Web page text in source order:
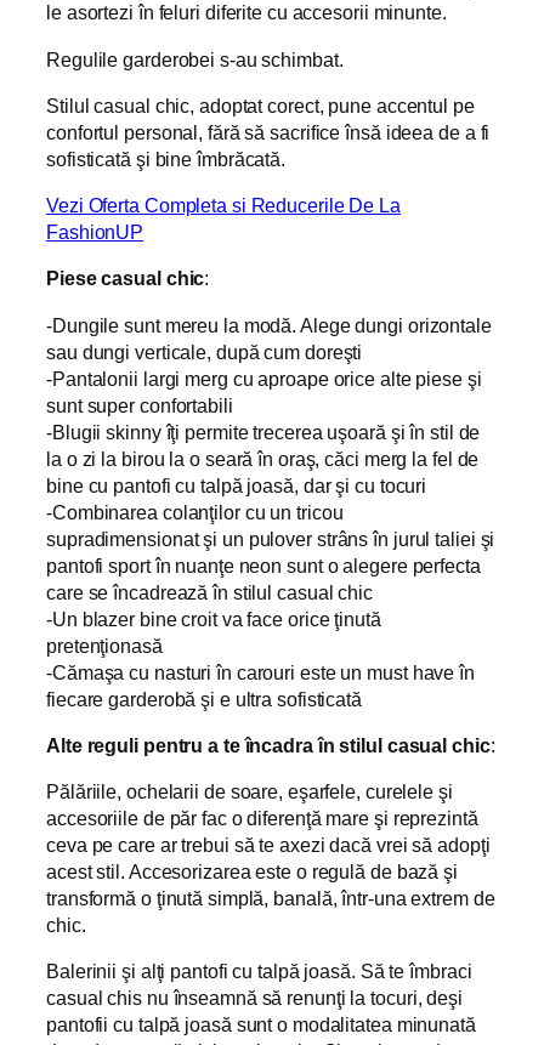
le asortezi în feluri diferite cu accesorii minunte.
Regulile garderobei s-au schimbat.
Stilul casual chic, adoptat corect, pune accentul pe
confortul personal, fără să sacrifice însă ideea de a fi
sofisticată şi bine îmbrăcată.
Vezi Oferta Completa si Reducerile De La
FashionUP
Piese casual chic:
-Dungile sunt mereu la modă. Alege dungi orizontale
sau dungi verticale, după cum doreşti
-Pantalonii largi merg cu aproape orice alte piese şi
sunt super confortabili
-Blugii skinny îţi permite trecerea uşoară şi în stil de
la o zi la birou la o seară în oraş, căci merg la fel de
bine cu pantofi cu talpă joasă, dar şi cu tocuri
-Combinarea colanţilor cu un tricou
supradimensionat şi un pulover strâns în jurul taliei şi
pantofi sport în nuanţe neon sunt o alegere perfecta
care se încadrează în stilul casual chic
-Un blazer bine croit va face orice ţinută
pretenţionasă
-Cămaşa cu nasturi în carouri este un must have în
fiecare garderobă şi e ultra sofisticată
Alte reguli pentru a te încadra în stilul casual chic:
Pălăriile, ochelarii de soare, eşarfele, curelele şi
accesoriile de păr fac o diferenţă mare şi reprezintă
ceva pe care ar trebui să te axezi dacă vrei să adopţi
acest stil. Accesorizarea este o regulă de bază şi
transformă o ţinută simplă, banală, într-una extrem de
chic.
Balerinii şi alţi pantofi cu talpă joasă. Să te îmbraci
casual chis nu înseamnă să renunţi la tocuri, deşi
pantofii cu talpă joasă sunt o modalitatea minunată